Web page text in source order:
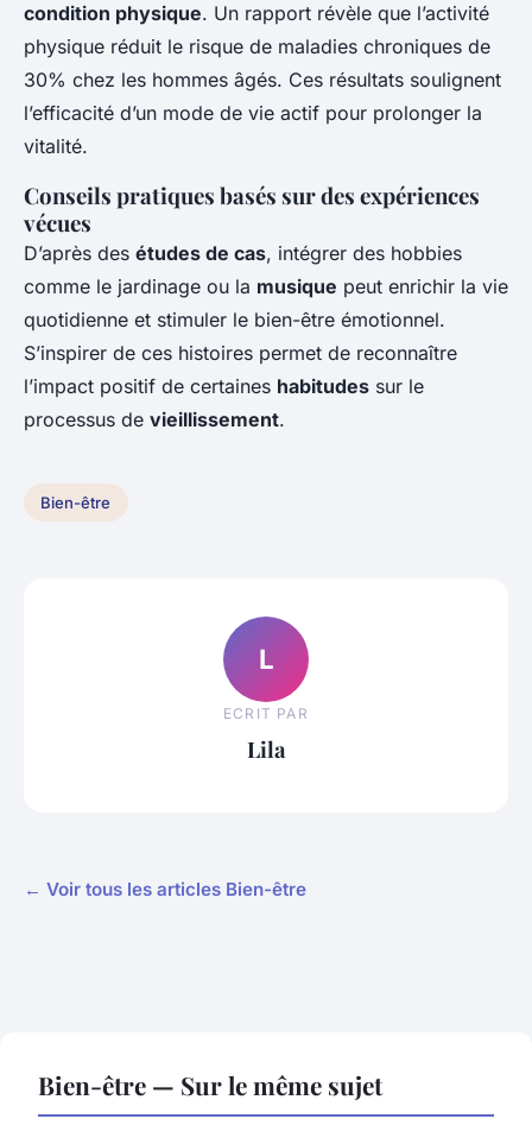
condition physique. Un rapport révèle que l’activité
physique réduit le risque de maladies chroniques de
30% chez les hommes âgés. Ces résultats soulignent
l’efficacité d’un mode de vie actif pour prolonger la
vitalité.
Conseils pratiques basés sur des expériences
vécues
D’après des études de cas, intégrer des hobbies
comme le jardinage ou la musique peut enrichir la vie
quotidienne et stimuler le bien-être émotionnel.
S’inspirer de ces histoires permet de reconnaître
l’impact positif de certaines habitudes sur le
processus de vieillissement.
Bien-être
L
ECRIT PAR
Lila
← Voir tous les articles Bien-être
Bien-être — Sur le même sujet